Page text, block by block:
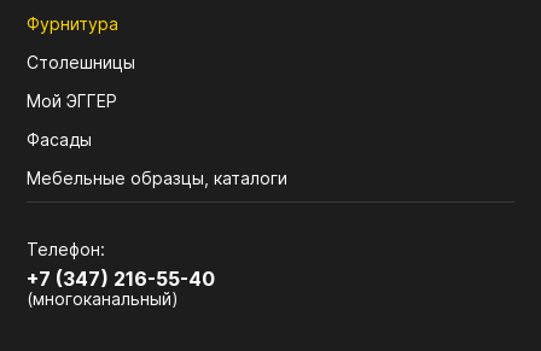
Фурнитура
Столешницы
Мой ЭГГЕР
Фасады
Мебельные образцы, каталоги
Телефон:
+7 (347) 216-55-40
(многоканальный)